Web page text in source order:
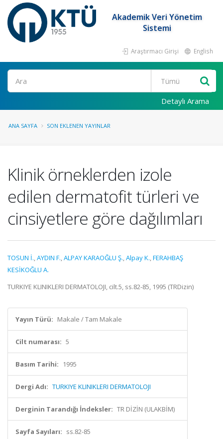
Akademik Veri Yönetim
Sistemi
Araştırmacı Girişi English
Ara
Detaylı Arama
ANA SAYFA SON EKLENEN YAYINLAR
Klinik örneklerden izole
edilen dermatofit türleri ve
cinsiyetlere göre dağılımları
TOSUN İ.,AYDIN F.,ALPAY KARAOĞLU Ş.,Alpay K.,FERAHBAŞ
KESİKOĞLU A.
TURKIYE KLINIKLERI DERMATOLOJI, cilt.5, ss.82-85, 1995 (TRDizin)
Yayın Türü: Makale / Tam Makale
Cilt numarası: 5
Basım Tarihi: 1995
Dergi Adı: TURKIYE KLINIKLERI DERMATOLOJI
Derginin Tarandığı İndeksler: TR DİZİN (ULAKBİM)
Sayfa Sayıları: ss.82-85